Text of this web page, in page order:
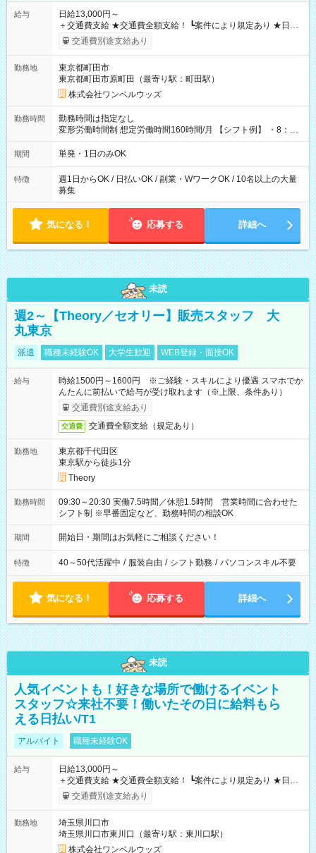
給与
日給13,000円～
＋交通費支給 ★交通費全額支給！ ┗案件により規定あり ★日払
いOK！（規定あり） ┗働いたその日に現金GET♪ お仕事後はコ
ンビニATMから 日払い分を引き落とせます！ 【試用期間】試
交通費別途支給あり
勤務地
東京都町田市
東京都町田市原町田（最寄り駅：町田駅）
株式会社ワンベルウッズ
勤務時間
勤務時間は指定なし
変形労働時間制 想定労働時間160時間/月 【シフト例】 ・8：00
～21：00
期間 単発・1日のみOK
特徴
週1日からOK / 日払いOK / 副業・WワークOK / 10名以上の大量
募集
気になる！ 応募する 詳細へ
未読
週2～【Theory／セオリー】販売スタッフ 大
丸東京
派遣 職種未経験OK 大学生歓迎 WEB登録・面接OK
給与
時給1500円～1600円 ※ご経験・スキルにより優遇 スマホでか
んたんに前払いで給与が受け取れます（※上限、条件あり）
交通費別途支給あり
交通費 交通費全額支給（規定あり）
勤務地
東京都千代田区
東京駅から徒歩1分
Theory
勤務時間
09:30～20:30 実働7.5時間／休憩1.5時間 営業時間に合わせた
シフト制 ※早番固定など、勤務時間の相談OK
期間 開始日・期間はお気軽にご相談ください！
特徴 40～50代活躍中 / 服装自由 / シフト勤務 / パソコンスキル不要
気になる！ 応募する 詳細へ
未読
人気イベントも！好きな場所で働けるイベント
スタッフ☆来社不要！働いたその日に給料もら
える日払い/T1
アルバイト 職種未経験OK
給与
日給13,000円～
＋交通費支給 ★交通費全額支給！ ┗案件により規定あり ★日払
いOK！（規定あり） ┗働いたその日に現金GET♪ お仕事後はコ
ンビニATMから 日払い分を引き落とせます！ 【試用期間】試
交通費別途支給あり
勤務地
埼玉県川口市
埼玉県川口市東川口（最寄り駅：東川口駅）
株式会社ワンベルウッズ